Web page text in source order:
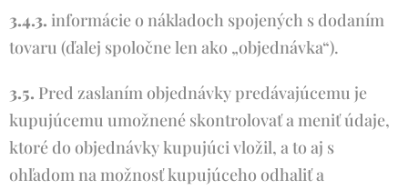
3.4.3. informácie o nákladoch spojených s dodaním
tovaru (ďalej spoločne len ako „objednávka“).
3.5. Pred zaslaním objednávky predávajúcemu je
kupujúcemu umožnené skontrolovať a meniť údaje,
ktoré do objednávky kupujúci vložil, a to aj s
ohľadom na možnosť kupujúceho odhaliť a